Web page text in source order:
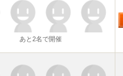
あと2名で開催